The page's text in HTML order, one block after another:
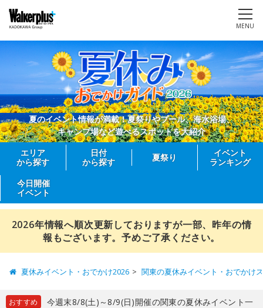
MENU
夏のイベント情報が満載！夏祭りやプール、海水浴場、
キャンプ場など遊べるスポットを大紹介
エリア
から探す
日付
から探す
夏祭り
イベント
ランキング
今日開催
イベント
2026年情報へ順次更新しておりますが一部、昨年の情
報もございます。予めご了承ください。
夏休みイベント・おでかけ2026 関東の夏休みイベント・おでかけ
おすすめ
今週末8/8(土)～8/9(日)開催の関東の夏休みイベント一